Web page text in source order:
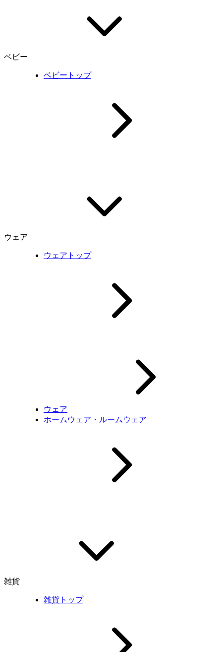
ベビー
ベビートップ
ウェア
ウェアトップ
ウェア
ホームウェア・ルームウェア
雑貨
雑貨トップ